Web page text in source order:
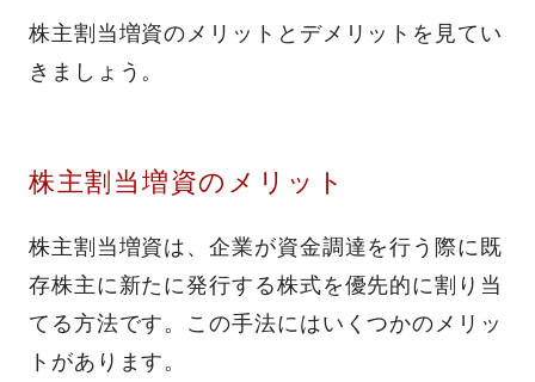
株主割当増資のメリットとデメリットを見てい
きましょう。
株主割当増資のメリット
株主割当増資は、企業が資金調達を行う際に既
存株主に新たに発行する株式を優先的に割り当
てる方法です。この手法にはいくつかのメリッ
トがあります。